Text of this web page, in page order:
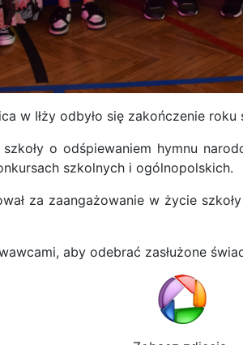
w Iłży odbyło się zakończenie
o odśpiewaniem hymnu
szkolnych i ogólnopolskich.
za zaangażowanie w życie
aby odebrać zasłużone